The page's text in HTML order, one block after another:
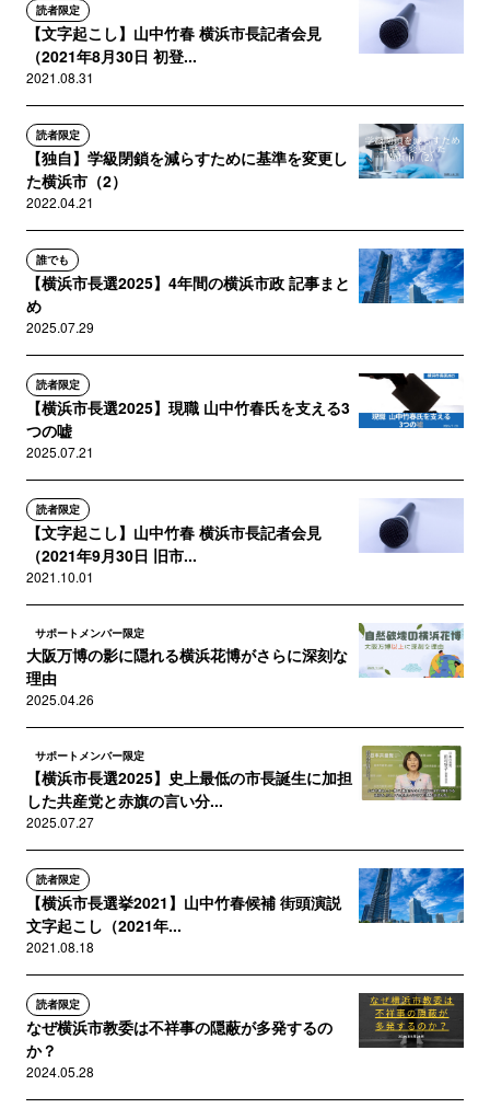
読者限定
【文字起こし】山中竹春 横浜市長記者会見
（2021年8月30日 初登...
2021.08.31
読者限定
【独自】学級閉鎖を減らすために基準を変更し
た横浜市（2）
2022.04.21
誰でも
【横浜市長選2025】4年間の横浜市政 記事まと
め
2025.07.29
読者限定
【横浜市長選2025】現職 山中竹春氏を支える3
つの嘘
2025.07.21
読者限定
【文字起こし】山中竹春 横浜市長記者会見
（2021年9月30日 旧市...
2021.10.01
サポートメンバー限定
大阪万博の影に隠れる横浜花博がさらに深刻な
理由
2025.04.26
サポートメンバー限定
【横浜市長選2025】史上最低の市長誕生に加担
した共産党と赤旗の言い分...
2025.07.27
読者限定
【横浜市長選挙2021】山中竹春候補 街頭演説
文字起こし（2021年...
2021.08.18
読者限定
なぜ横浜市教委は不祥事の隠蔽が多発するの
か？
2024.05.28